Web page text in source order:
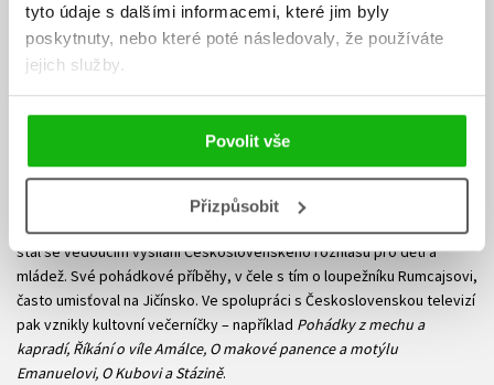
tyto údaje s dalšími informacemi, které jim byly
poskytnuty, nebo které poté následovaly, že používáte
jejich služby.
Povolit vše
Přizpůsobit
Václav Čtvrtek
Spisovatel, který se narodil roku 1911 jako Václav Cafourek, je
považován za pokračovatele klasiků českých pohádek. Právnickou
fakultu nedostudoval, věnoval se raději tvorbě pro dětské časopisy a
stal se vedoucím vysílání Československého rozhlasu pro děti a
mládež. Své pohádkové příběhy, v čele s tím o loupežníku Rumcajsovi,
často umisťoval na Jičínsko. Ve spolupráci s Československou televizí
pak vznikly kultovní večerníčky – například Pohádky z mechu a
kapradí, Říkání o víle Amálce, O makové panence a motýlu
Emanuelovi, O Kubovi a Stázině.